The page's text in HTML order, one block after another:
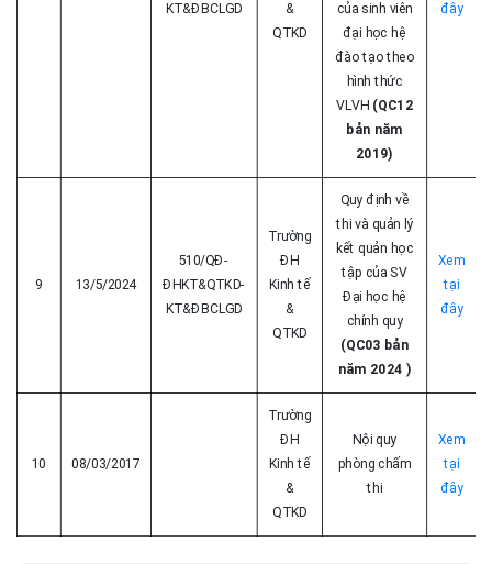
KT&ĐBCLGD
&
QTKD
của sinh viên
đại học hệ
đào tạo theo
hình thức
VLVH (QC12
bản năm
2019)
đây
9 13/5/2024
510/QĐ-
ĐHKT&QTKD-
KT&ĐBCLGD
Trường
ĐH
Kinh tế
&
QTKD
Quy định về
thi và quản lý
kết quản học
tập của SV
Đại học hệ
chính quy
(QC03 bản
năm 2024 )
Xem
tại
đây
10 08/03/2017
Trường
ĐH
Kinh tế
&
QTKD
Nội quy
phòng chấm
thi
Xem
tại
đây